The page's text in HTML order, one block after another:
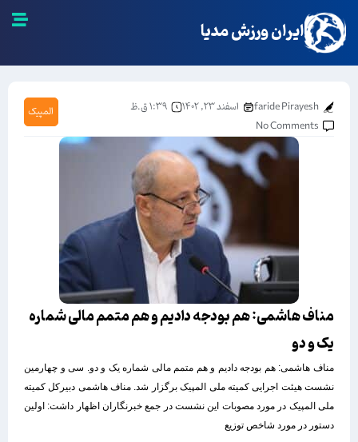
ایران ورزش مدیا
faride Pirayesh اسفند ۲۳, ۱۴۰۲
۱:۳۹ ق.ظ
No Comments
المپیک
مناف هاشمی: هم بودجه دادیم و هم متمم مالی شماره
یک و دو
مناف هاشمی: هم بودجه دادیم و هم متمم مالی شماره یک و دو. سی و چهارمین
نشست هیئت اجرایی کمیته ملی المپیک برگزار شد. مناف هاشمی دبیرکل کمیته
ملی المپیک در مورد مصوبات این نشست در جمع خبرنگاران اظهار داشت: اولین
دستور در مورد شاخص توزیع